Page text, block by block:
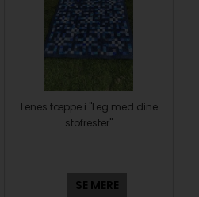
Lenes tæppe i "Leg med dine
stofrester"
SE MERE